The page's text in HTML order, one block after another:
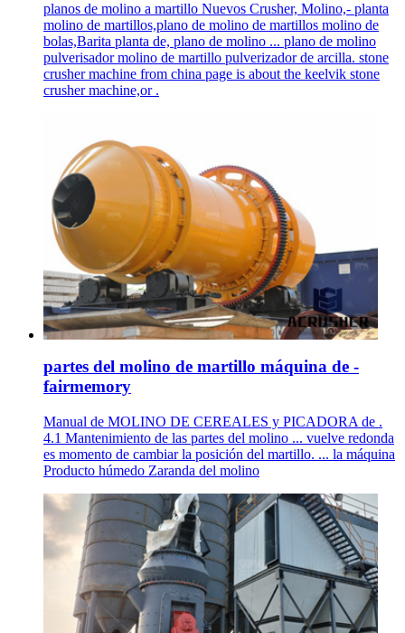
planos de molino a martillo Nuevos Crusher, Molino,- planta
molino de martillos,plano de molino de martillos molino de
bolas,Barita planta de, plano de molino ... plano de molino
pulverisador molino de martillo pulverizador de arcilla. stone
crusher machine from china page is about the keelvik stone
crusher machine,or .
partes del molino de martillo máquina de -
fairmemory
Manual de MOLINO DE CEREALES y PICADORA de .
4.1 Mantenimiento de las partes del molino ... vuelve redonda
es momento de cambiar la posición del martillo. ... la máquina
Producto húmedo Zaranda del molino